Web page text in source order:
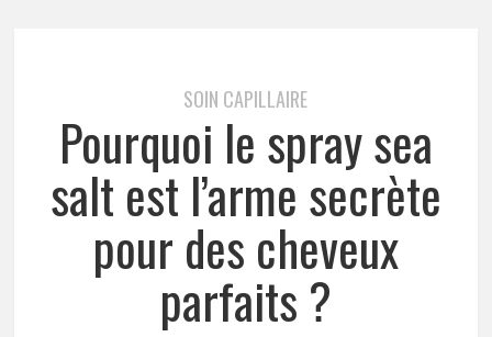
SOIN CAPILLAIRE
Pourquoi le spray sea
salt est l’arme secrète
pour des cheveux
parfaits ?